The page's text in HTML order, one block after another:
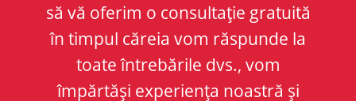
să vă oferim o consultație gratuită
în timpul căreia vom răspunde la
toate întrebările dvs., vom
împărtăși experiența noastră și